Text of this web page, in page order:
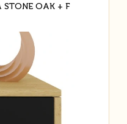
OAK + F